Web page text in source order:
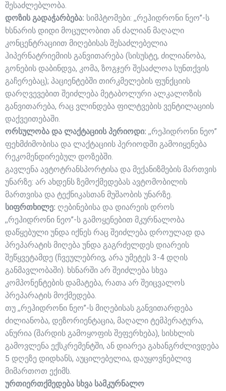
შესაძლებლობა.
დოზის გადაჭარბება: სიმპტომები: ,,რეჰიდრონი ნეო’’-ს
ხსნარის დიდი მოცულობით ან ძალიან მაღალი
კონცენტრაციით მიღებისას შესაძლებელია
ჰიპერნატრიემიის განვითარება (სისუსტე, ძილიანობა,
გონების დაბინდვა, კომა, ზოგჯერ შესაძლოა სუნთქვის
გაჩერებაც); პაციენტებში თირკმელების ფუნქციის
დარღვევებით შეიძლება მეტაბოლური ალკალოზის
განვითარება, რაც ვლინდება ფილტვების ვენტილაციის
დაქვეითებაში.
ორსულობა და ლაქტაციის პერიოდი: ,,რეჰიდრონი ნეო’’
ფეხმძიმობისა და ლაქტაციის პერიოდში გამოიყენება
რეკომენდირებულ დოზებში.
გავლენა ავტოტრანსპორტისა და მექანიზმების მართვის
უნარზე: არ ახდენს ზემოქმედებას ავტომობილის
მართვისა და ტექნიკასთან მუშაობის უნარზე.
სიფრთხილე: ღებინებისა და დიარეის დროს
,,რეჰიდრონი ნეო’’-ს გამოყენებით მკურნალობა
დაწყებული უნდა იქნეს რაც შეიძლება დროულად და
პრეპარატის მიღება უნდა გაგრძელდეს დიარეის
შეწყვეტამდე (ჩვეულებრივ, არა უმეტეს 3-4 დღის
განმავლობაში). ხსნარში არ შეიძლება სხვა
კომპონენტების დამატება, რათა არ შეიცვალოს
პრეპარატის მოქმედება.
თუ ,,რეჰიდრონი ნეო’’-ს მიღებისას განვითარდება
ძილიანობა, დეზორიენტაცია, მაღალი ტემპერატურა,
ანურია (შარდის გამოყოფის შეფერხება), სისხლის
გამოვლენა ექსკრემენტში, ან დიარეა გახანგრძლივდება
5 დღეზე დიდხანს, აუცილებელია, დაუყოვნებლივ
მიმართოთ ექიმს.
ურთიერთქმედება სხვა სამკურნალო